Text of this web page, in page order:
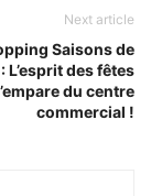
Next article
Saisons de
L’esprit des fêtes
du centre
commercial !